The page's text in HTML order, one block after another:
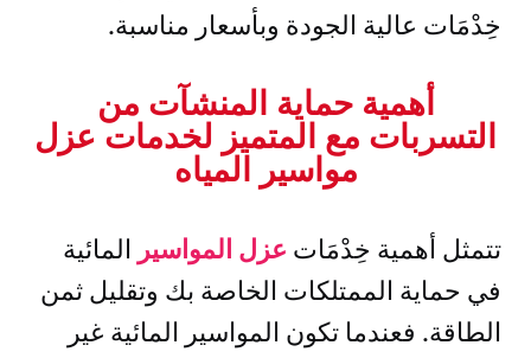
خِدْمَات عالية الجودة وبأسعار مناسبة.
أهمية حماية المنشآت من
التسربات مع المتميز لخدمات عزل
مواسير المياه
تتمثل أهمية خِدْمَات عزل المواسير المائية
في حماية الممتلكات الخاصة بك وتقليل ثمن
الطاقة. فعندما تكون المواسير المائية غير